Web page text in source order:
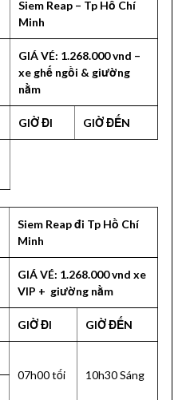
Siem Reap – Tp Hồ Chí
Minh
GIÁ VÉ: 1.268.000 vnd –
xe ghế ngồi & giường
nằm
GIỜ ĐI GIỜ ĐẾN
Siem Reap đi Tp Hồ Chí
Minh
GIÁ VÉ: 1.268.000 vnd xe
VIP + giường nằm
GIỜ ĐI GIỜ ĐẾN
07h00 tối
10h30 Sáng